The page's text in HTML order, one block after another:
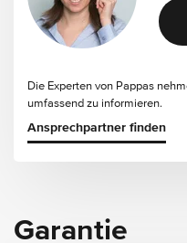
Die Experten von Pappas
umfassend zu informieren.
Ansprechpartner finden
Garantie